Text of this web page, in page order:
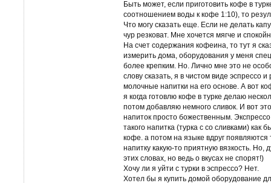
Быть может, если приготовить кофе в
соотношением воды к кофе 1:10), то
Что могу сказать еще. Если не делать
чур резковат. Мне хочется мягче и
На счет содержания кофеина, то тут я
измерить дома, оборудования у меня
более крепким. Но. Лично мне это не
слову сказать, я в чистом виде
молочные напитки на его основе. А вот
я когда готовлю кофе в турке делаю
потом добавляю немного сливок. И вот
напиток просто божественным.
такого напитка (турка с со сливками)
кофе. а потом на языке вдруг
напитку какую-то приятную вязкость.
этих словах, но ведь о вкусах не спорят!)
Хочу ли я уйти с турки в эспрессо? Нет.
Хотел бы я купить домой оборудование